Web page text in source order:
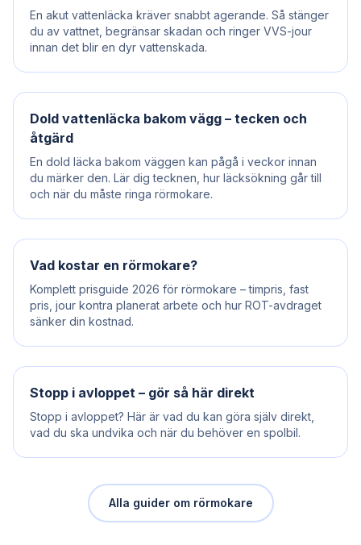
En akut vattenläcka kräver snabbt agerande. Så stänger
du av vattnet, begränsar skadan och ringer VVS-jour
innan det blir en dyr vattenskada.
Dold vattenläcka bakom vägg – tecken och
åtgärd
En dold läcka bakom väggen kan pågå i veckor innan
du märker den. Lär dig tecknen, hur läcksökning går till
och när du måste ringa rörmokare.
Vad kostar en rörmokare?
Komplett prisguide 2026 för rörmokare – timpris, fast
pris, jour kontra planerat arbete och hur ROT-avdraget
sänker din kostnad.
Stopp i avloppet – gör så här direkt
Stopp i avloppet? Här är vad du kan göra själv direkt,
vad du ska undvika och när du behöver en spolbil.
Alla guider om rörmokare